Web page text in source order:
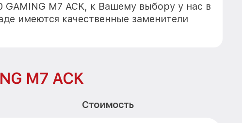
GAMING M7 ACK, к Вашему выбору у нас в
имеются качественные заменители
M7 ACK
Стоимость